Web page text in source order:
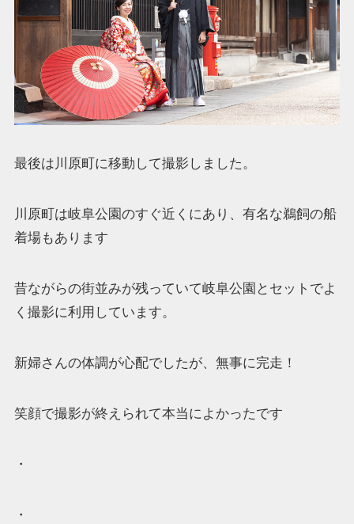
最後は川原町に移動して撮影しました。
川原町は岐阜公園のすぐ近くにあり、有名な鵜飼の船
着場もあります
昔ながらの街並みが残っていて岐阜公園とセットでよ
く撮影に利用しています。
新婦さんの体調が心配でしたが、無事に完走！
笑顔で撮影が終えられて本当によかったです
・
・